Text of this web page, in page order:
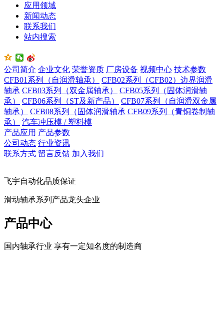
应用领域
新闻动态
联系我们
站内搜索
公司简介 企业文化 荣誉资质 厂房设备 视频中心 技术参数
CFB01系列（自润滑轴承）
CFB02系列（CFB02）边界润滑
轴承 CFB03系列（双金属轴承）
CFB05系列（固体润滑轴
承）
CFB06系列（ST及新产品）
CFB07系列（自润滑双金属
轴承）
CFB08系列（固体润滑轴承 CFB09系列（青铜卷制轴
承）
汽车冲压模 / 塑料模
产品应用 产品参数
公司动态 行业资讯
联系方式 留言反馈 加入我们
飞宇自动化品质保证
滑动轴承系列产品龙头企业
产品中心
国内轴承行业 享有一定知名度的制造商